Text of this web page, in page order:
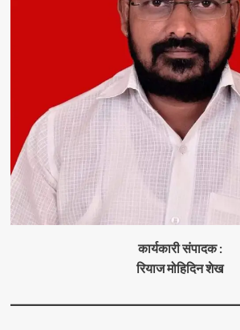
कार्यकारी संपादक :
रियाज मोहिदिन शेख